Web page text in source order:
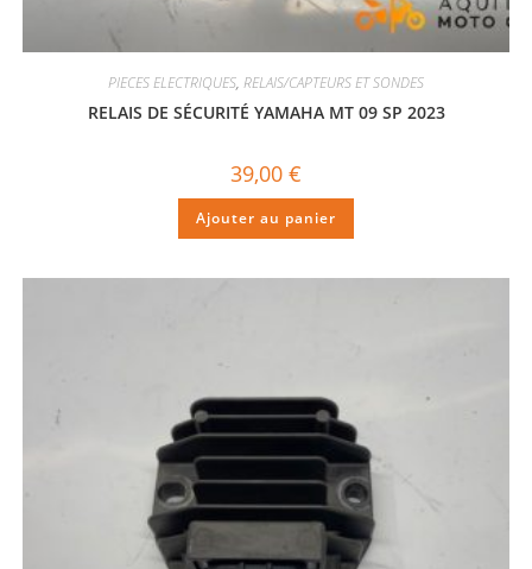
PIECES ELECTRIQUES, RELAIS/CAPTEURS ET SONDES
RELAIS DE SÉCURITÉ YAMAHA MT 09 SP 2023
39,00 €
Ajouter au panier